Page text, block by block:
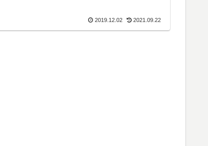
2019.12.02 2021.09.22